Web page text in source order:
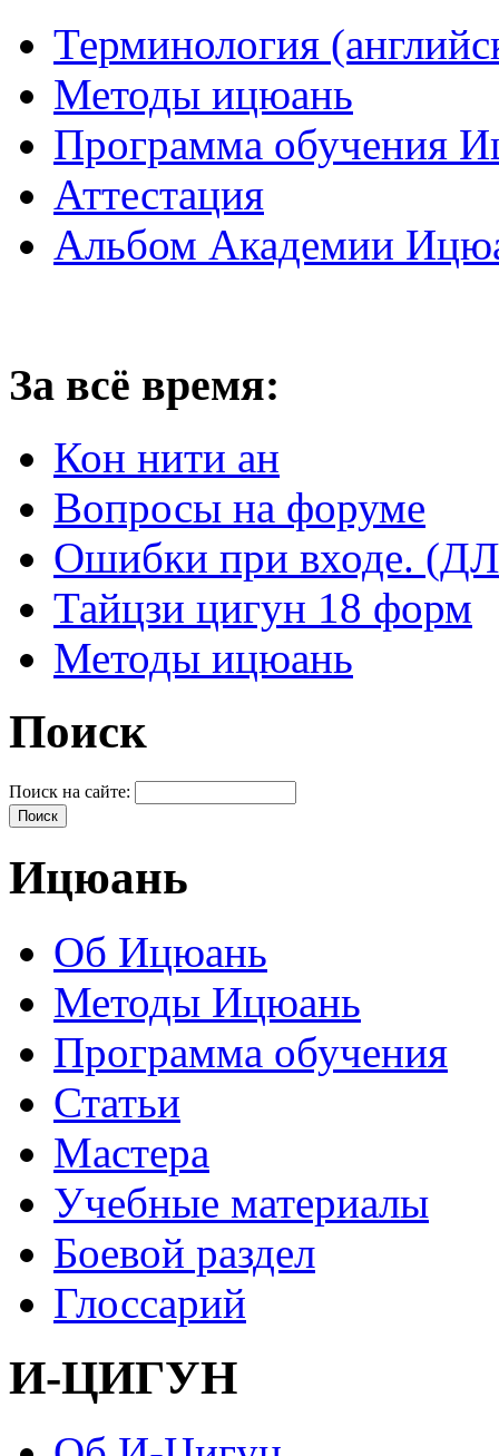
Терминология
Методы ицюань
Программа обучения
Аттестация
Альбом Академии
За всё время:
Кон нити ан
Вопросы на форуме
Ошибки при входе.
Тайцзи цигун 18 форм
Методы ицюань
Поиск
Поиск на сайте:
Ицюань
Об Ицюань
Методы Ицюань
Программа обучения
Статьи
Мастера
Учебные материалы
Боевой раздел
Глоссарий
И-ЦИГУН